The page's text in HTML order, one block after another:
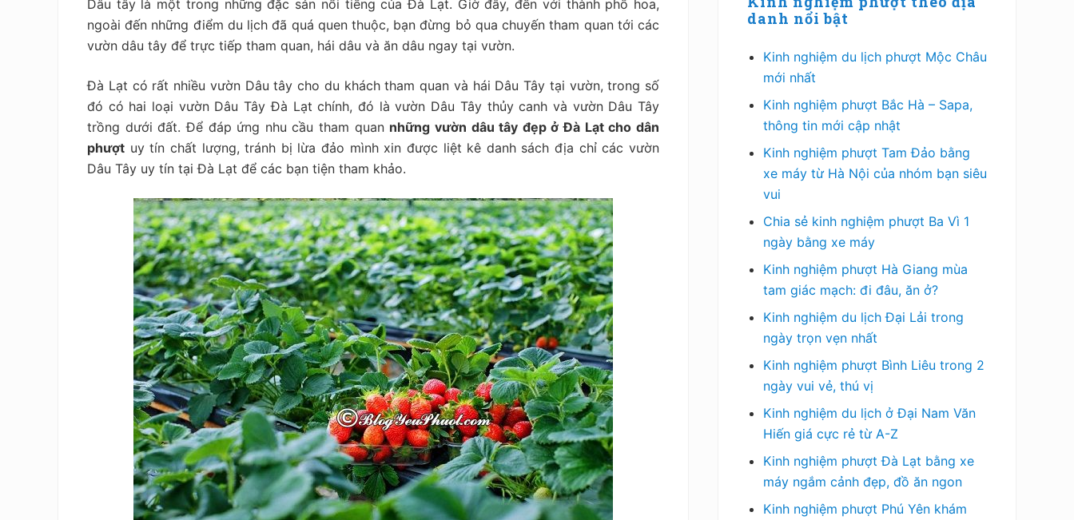
Dâu tây là một trong những đặc sản nổi tiếng của Đà Lạt. Giờ đây, đến với thành phố hoa,
ngoài đến những điểm du lịch đã quá quen thuộc, bạn đừng bỏ qua chuyến tham quan tới các
vườn dâu tây để trực tiếp tham quan, hái dâu và ăn dâu ngay tại vườn.
Đà Lạt có rất nhiều vườn Dâu tây cho du khách tham quan và hái Dâu Tây tại vườn, trong số
đó có hai loại vườn Dâu Tây Đà Lạt chính, đó là vườn Dâu Tây thủy canh và vườn Dâu Tây
trồng dưới đất. Để đáp ứng nhu cầu tham quan những vườn dâu tây đẹp ở Đà Lạt cho dân
phượt uy tín chất lượng, tránh bị lừa đảo mình xin được liệt kê danh sách địa chỉ các vườn
Dâu Tây uy tín tại Đà Lạt để các bạn tiện tham khảo.
danh nổi bật
Kinh nghiệm du lịch phượt Mộc Châu
mới nhất
Kinh nghiệm phượt Bắc Hà – Sapa,
thông tin mới cập nhật
Kinh nghiệm phượt Tam Đảo bằng
xe máy từ Hà Nội của nhóm bạn siêu
vui
Chia sẻ kinh nghiệm phượt Ba Vì 1
ngày bằng xe máy
Kinh nghiệm phượt Hà Giang mùa
tam giác mạch: đi đâu, ăn ở?
Kinh nghiệm du lịch Đại Lải trong
ngày trọn vẹn nhất
Kinh nghiệm phượt Bình Liêu trong 2
ngày vui vẻ, thú vị
Kinh nghiệm du lịch ở Đại Nam Văn
Hiến giá cực rẻ từ A-Z
Kinh nghiệm phượt Đà Lạt bằng xe
máy ngắm cảnh đẹp, đồ ăn ngon
Kinh nghiệm phượt Phú Yên khám